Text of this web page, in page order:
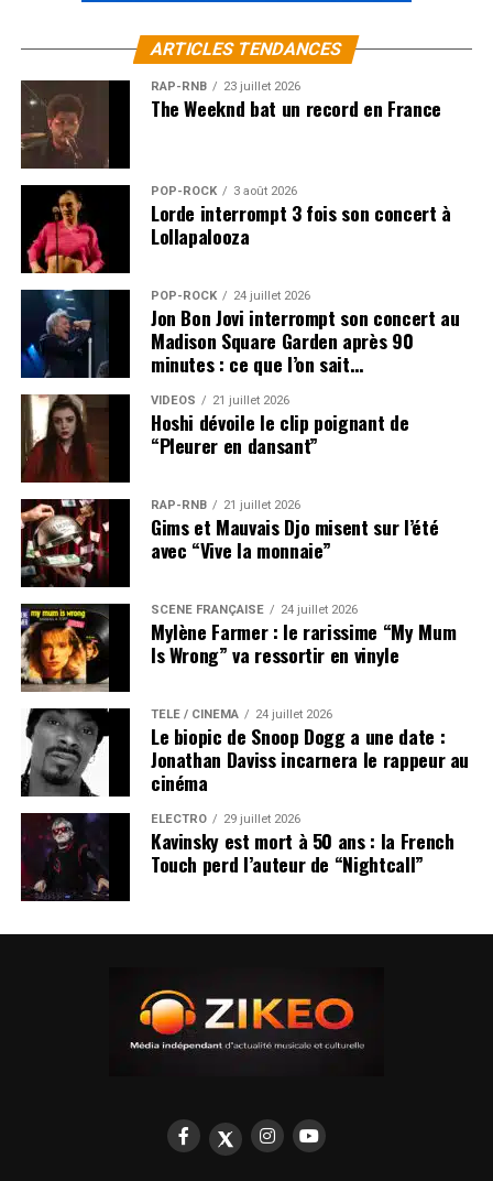
ARTICLES TENDANCES
RAP-RNB 23 juillet 2026
The Weeknd bat un record en France
POP-ROCK 3 août 2026
Lorde interrompt 3 fois son concert à
Lollapalooza
POP-ROCK 24 juillet 2026
Jon Bon Jovi interrompt son concert au
Madison Square Garden après 90
minutes : ce que l’on sait…
VIDEOS 21 juillet 2026
Hoshi dévoile le clip poignant de
“Pleurer en dansant”
RAP-RNB 21 juillet 2026
Gims et Mauvais Djo misent sur l’été
avec “Vive la monnaie”
SCÈNE FRANÇAISE 24 juillet 2026
Mylène Farmer : le rarissime “My Mum
Is Wrong” va ressortir en vinyle
TÉLÉ / CINÉMA 24 juillet 2026
Le biopic de Snoop Dogg a une date :
Jonathan Daviss incarnera le rappeur au
cinéma
ÉLECTRO 29 juillet 2026
Kavinsky est mort à 50 ans : la French
Touch perd l’auteur de “Nightcall”